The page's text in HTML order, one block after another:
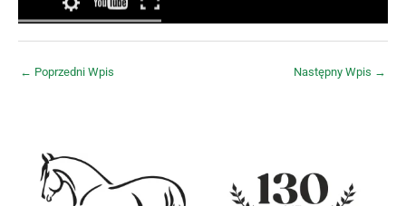
← Poprzedni Wpis Następny Wpis →